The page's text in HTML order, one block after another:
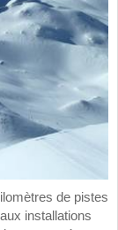
de pistes
installations